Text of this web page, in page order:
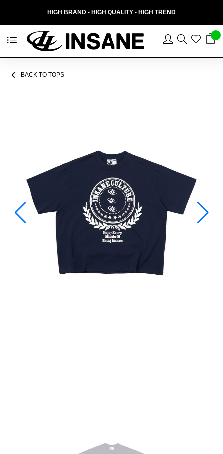
HIGH BRAND - HIGH QUALITY - HIGH TREND
BACK TO TOPS